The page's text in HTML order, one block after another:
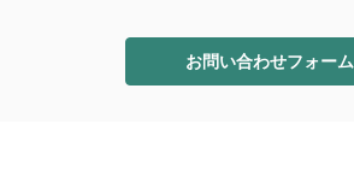
お問い合わせフォーム